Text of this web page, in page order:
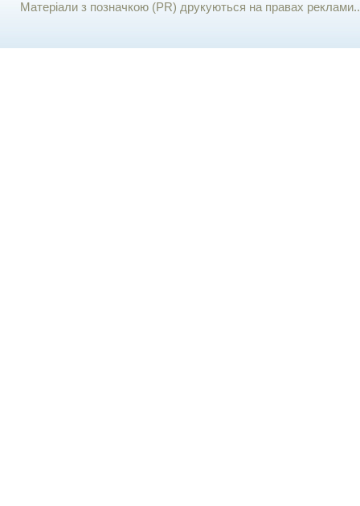
Матеріали з позначкою (PR) друкуються на правах реклами..